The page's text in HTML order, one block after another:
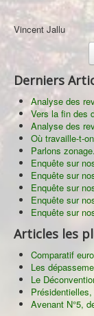
Vincent Jallu
Derniers
Analyse des
Vers la fin des
Analyse des
Où travaille-t-
Parlons
Enquête sur
Enquête sur
Enquête sur
Enquête sur
Enquête sur
Articles les
Comparatif
Les
Le
Avenant N°5,